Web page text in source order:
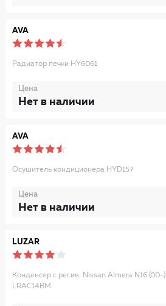
AVA
Радиатор печки HY6061
Цена
Нет в наличии
AVA
Осушитель кондиционера HYD157
Цена
Нет в наличии
LUZAR
Конденсер с ресив. Nissan Almera N16 (00-)
LRAC14BM